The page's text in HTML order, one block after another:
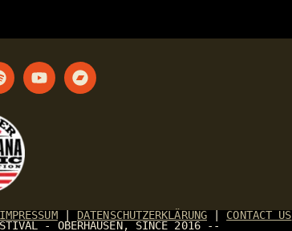
IMPRESSUM| DATENSCHUTZERKLÄRUNG
CONTACT US
- OBERHAUSEN, SINCE 2016 --